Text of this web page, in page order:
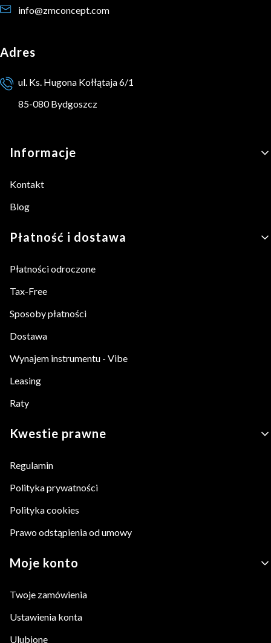
info@zmconcept.com
Adres
ul. Ks. Hugona Kołłątaja 6/1
85-080 Bydgoszcz
Linki w stopce
Informacje
Kontakt
Blog
Płatność i dostawa
Płatności odroczone
Tax-Free
Sposoby płatności
Dostawa
Wynajem instrumentu - Vibe
Leasing
Raty
Kwestie prawne
Regulamin
Polityka prywatności
Polityka cookies
Prawo odstąpienia od umowy
Moje konto
Twoje zamówienia
Ustawienia konta
Ulubione